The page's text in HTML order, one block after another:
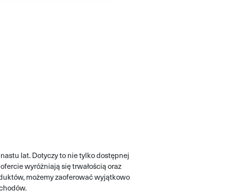
lat. Dotyczy to nie tylko dostępnej
wyróżniają się trwałością oraz
możemy zaoferować wyjątkowo